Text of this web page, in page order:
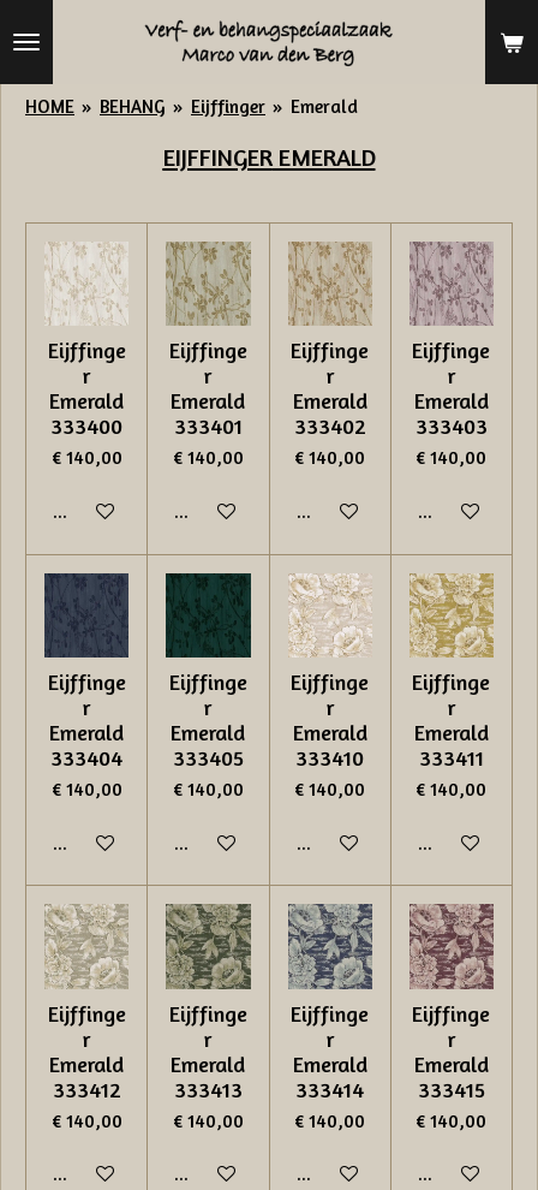
HOME » BEHANG » Eijffinger » Emerald
EIJFFINGEREMERALD
Eijffinge
r
Emerald
333400
€ 140,00
In winkelwagen
Eijffinge
r
Emerald
333401
€ 140,00
In winkelwagen
Eijffinge
r
Emerald
333402
€ 140,00
In winkelwagen
Eijffinge
r
Emerald
333403
€ 140,00
In
Eijffinge
r
Emerald
333404
€ 140,00
In winkelwagen
Eijffinge
r
Emerald
333405
€ 140,00
In winkelwagen
Eijffinge
r
Emerald
333410
€ 140,00
In winkelwagen
Eijffinge
r
Emerald
333411
€ 140,00
In
Eijffinge
r
Emerald
333412
€ 140,00
In winkelwagen
Eijffinge
r
Emerald
333413
€ 140,00
In winkelwagen
Eijffinge
r
Emerald
333414
€ 140,00
In winkelwagen
Eijffinge
r
Emerald
333415
€ 140,00
In